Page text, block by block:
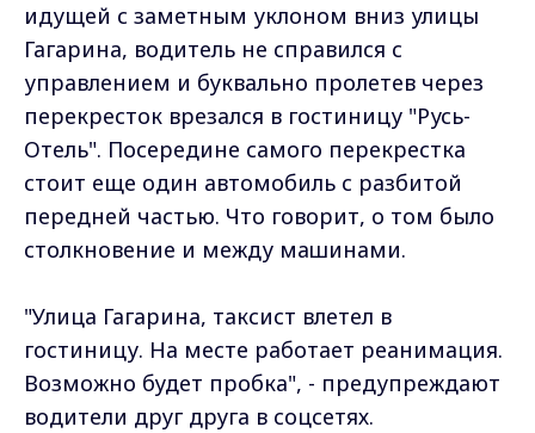
идущей с заметным уклоном вниз улицы
Гагарина, водитель не справился с
управлением и буквально пролетев через
перекресток врезался в гостиницу "Русь-
Отель". Посередине самого перекрестка
стоит еще один автомобиль с разбитой
передней частью. Что говорит, о том было
столкновение и между машинами.
"Улица Гагарина, таксист влетел в
гостиницу. На месте работает реанимация.
Возможно будет пробка", - предупреждают
водители друг друга в соцсетях.